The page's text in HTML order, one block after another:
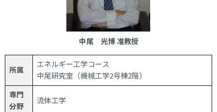
中尾 光博 准教授
所属
エネルギー工学コース
中尾研究室（機械工学2号棟2階）
専門
分野
流体工学